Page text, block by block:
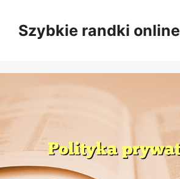
treściSzybkie randki online